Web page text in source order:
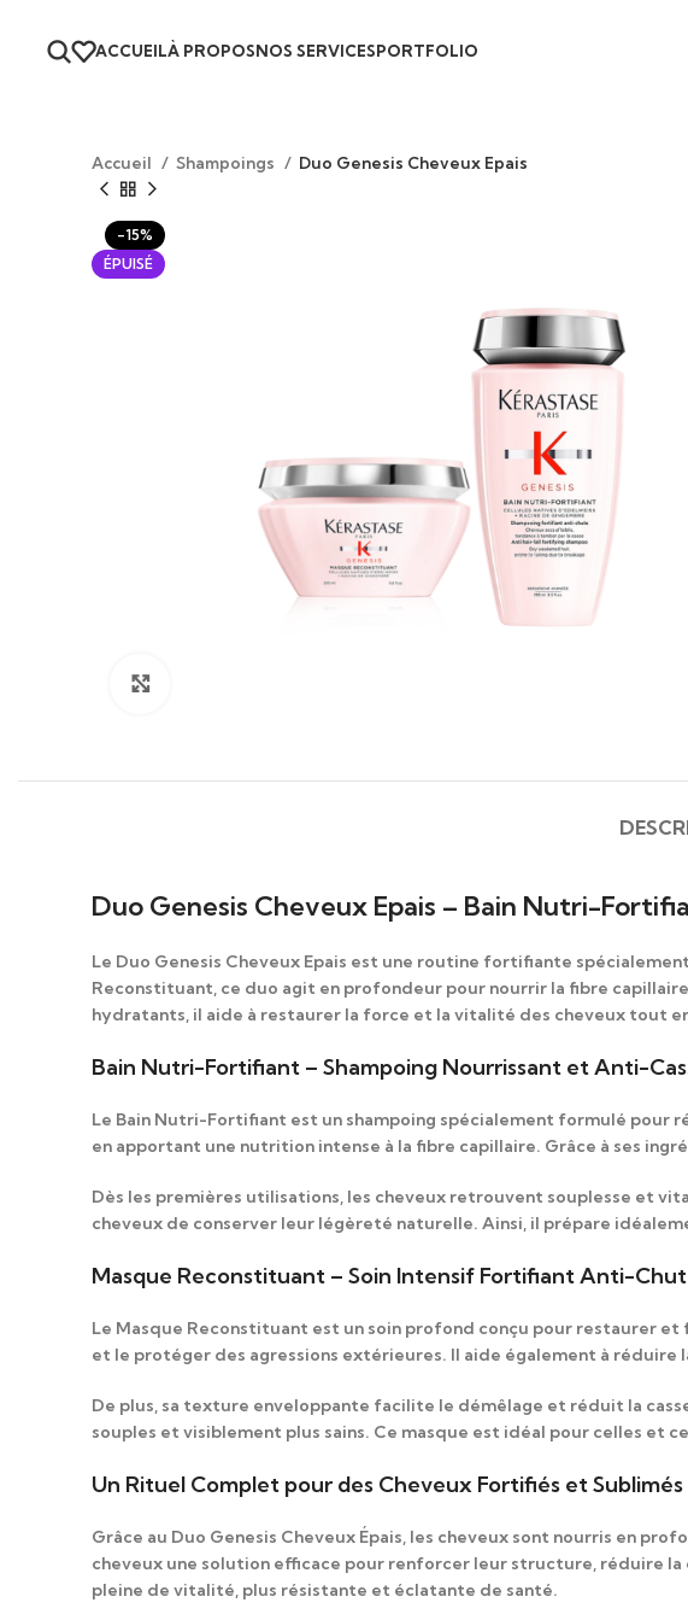
ACCUEILÀ PROPOSNOS SERVICESPORTFOLIO
Accueil Shampoings Duo Genesis Cheveux Epais
-15%
ÉPUISÉ
Duo Genesis Cheveux Epais – Bain Nutri-
Le Duo Genesis Cheveux Epais est une routine fortifiante
Reconstituant, ce duo agit en profondeur pour nourrir la fibre
hydratants, il aide à restaurer la force et la vitalité des cheveux tout
Bain Nutri-Fortifiant – Shampoing Nourrissant et Anti-
Le Bain Nutri-Fortifiant est un shampoing spécialement formulé pour
en apportant une nutrition intense à la fibre capillaire. Grâce à ses
Dès les premières utilisations, les cheveux retrouvent souplesse et
cheveux de conserver leur légèreté naturelle. Ainsi, il prépare
Masque Reconstituant – Soin Intensif Fortifiant Anti-
Le Masque Reconstituant est un soin profond conçu pour restaurer
et le protéger des agressions extérieures. Il aide également à
De plus, sa texture enveloppante facilite le démêlage et réduit la
souples et visiblement plus sains. Ce masque est idéal pour celles
Un Rituel Complet pour des Cheveux Fortifiés et Sublimés
Grâce au Duo Genesis Cheveux Épais, les cheveux sont nourris en
cheveux une solution efficace pour renforcer leur structure, réduire
pleine de vitalité, plus résistante et éclatante de santé.